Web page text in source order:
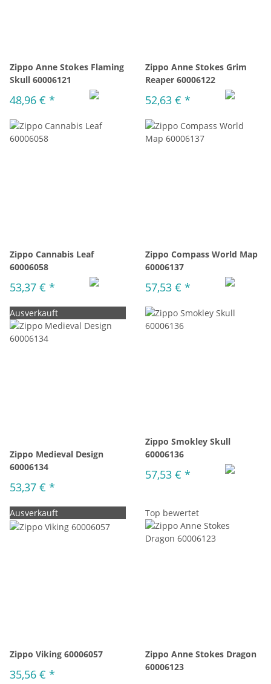
Zippo Anne Stokes Flaming
Skull 60006121
48,96 € *
Zippo Anne Stokes Grim
Reaper 60006122
52,63 € *
Zippo Cannabis Leaf
60006058
53,37 € *
Zippo Compass World Map
60006137
57,53 € *
Ausverkauft
Zippo Medieval Design
60006134
53,37 € *
Zippo Smokley Skull
60006136
57,53 € *
Ausverkauft
Zippo Viking 60006057
35,56 € *
Top bewertet
Zippo Anne Stokes Dragon
60006123